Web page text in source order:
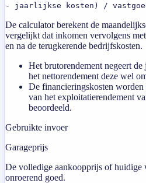
- jaarlijkse kosten) /
De calculator berekent de
vergelijkt dat inkomen vervolgens
en na de terugkerende bedrijfskosten.
Het brutorendement negeert
het nettorendement deze wel
De financieringskosten
van het exploitatierendement
beoordeeld.
Gebruikte invoer
Garageprijs
De volledige aankoopprijs of huidige
onroerend goed.